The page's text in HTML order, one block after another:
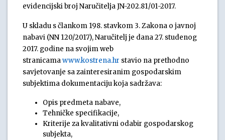
evidencijski broj Naručitelja JN-202.81/01-2017.
U skladu s člankom 198. stavkom 3. Zakona o javnoj
nabavi (NN 120/2017), Naručitelj je dana 27. studenog
2017. godine na svojim web
stranicamawww.kostrena.hr stavio na prethodno
savjetovanje sa zainteresiranim gospodarskim
subjektima dokumentaciju koja sadržava:
Opis predmeta nabave,
Tehničke specifikacije,
Kriterije za kvalitativni odabir gospodarskog
subjekta,